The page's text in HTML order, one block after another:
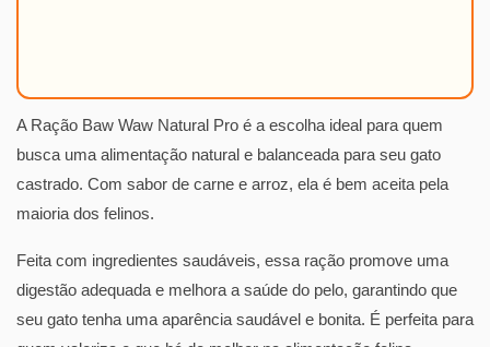
A Ração Baw Waw Natural Pro é a escolha ideal para quem
busca uma alimentação natural e balanceada para seu gato
castrado. Com sabor de carne e arroz, ela é bem aceita pela
maioria dos felinos.
Feita com ingredientes saudáveis, essa ração promove uma
digestão adequada e melhora a saúde do pelo, garantindo que
seu gato tenha uma aparência saudável e bonita. É perfeita para